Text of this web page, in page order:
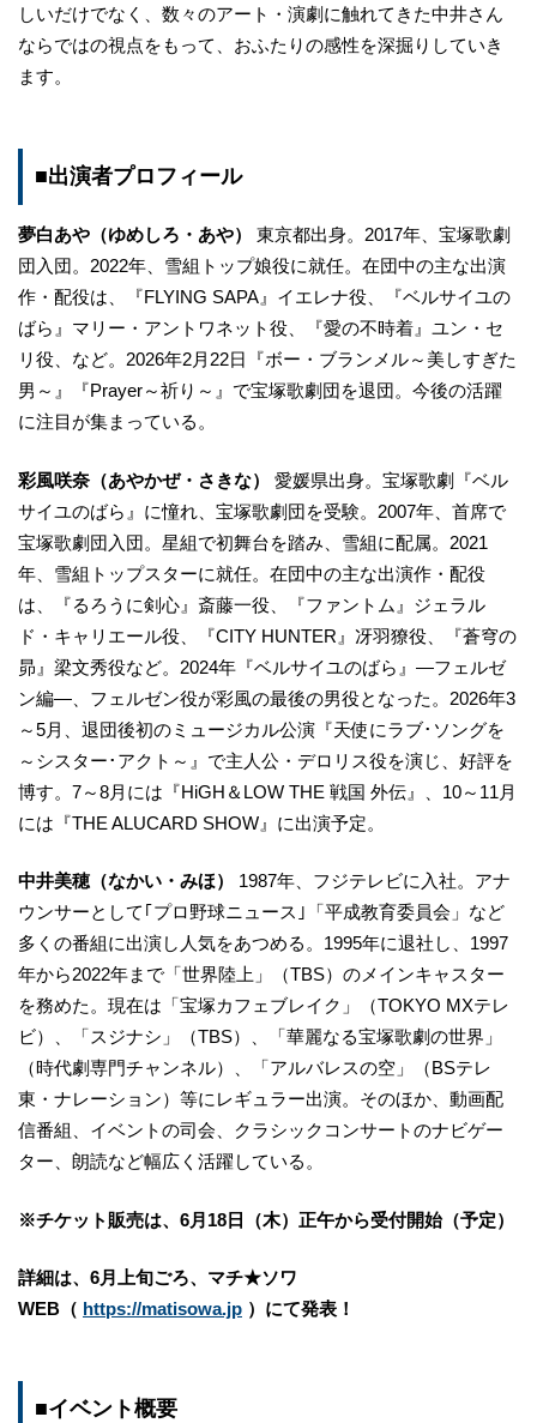
しいだけでなく、数々のアート・演劇に触れてきた中井さん
ならではの視点をもって、おふたりの感性を深掘りしていき
ます。
■出演者プロフィール
夢白あや（ゆめしろ・あや）
東京都出身。2017年、宝塚歌劇
団入団。2022年、雪組トップ娘役に就任。在団中の主な出演
作・配役は、『FLYING SAPA』イエレナ役、『ベルサイユの
ばら』マリー・アントワネット役、『愛の不時着』ユン・セ
リ役、など。2026年2月22日『ボー・ブランメル～美しすぎた
男～』『Prayer～祈り～』で宝塚歌劇団を退団。今後の活躍
に注目が集まっている。
彩風咲奈（あやかぜ・さきな）
愛媛県出身。宝塚歌劇『ベル
サイユのばら』に憧れ、宝塚歌劇団を受験。2007年、首席で
宝塚歌劇団入団。星組で初舞台を踏み、雪組に配属。2021
年、雪組トップスターに就任。在団中の主な出演作・配役
は、『るろうに剣心』斎藤一役、『ファントム』ジェラル
ド・キャリエール役、『CITY HUNTER』冴羽獠役、『蒼穹の
昴』梁文秀役など。2024年『ベルサイユのばら』―フェルゼ
ン編―、フェルゼン役が彩風の最後の男役となった。2026年3
～5月、退団後初のミュージカル公演『天使にラブ･ソングを
～シスター･アクト～』で主人公・デロリス役を演じ、好評を
博す。7～8月には『HiGH＆LOW THE 戦国 外伝』、10～11月
には『THE ALUCARD SHOW』に出演予定。
中井美穂（なかい・みほ）
1987年、フジテレビに入社。アナ
ウンサーとして｢プロ野球ニュース｣「平成教育委員会」など
多くの番組に出演し人気をあつめる。1995年に退社し、1997
年から2022年まで「世界陸上」（TBS）のメインキャスター
を務めた。現在は「宝塚カフェブレイク」（TOKYO MXテレ
ビ）、「スジナシ」（TBS）、「華麗なる宝塚歌劇の世界」
（時代劇専門チャンネル）、「アルバレスの空」（BSテレ
東・ナレーション）等にレギュラー出演。そのほか、動画配
信番組、イベントの司会、クラシックコンサートのナビゲー
ター、朗読など幅広く活躍している。
※チケット販売は、6月18日（木）正午から受付開始（予定）
詳細は、6月上旬ごろ、マチ★ソワ
WEB（ https://matisowa.jp ）にて発表！
■イベント概要